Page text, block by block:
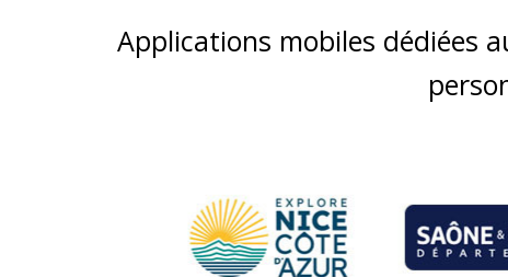
Applications mobiles dédiées